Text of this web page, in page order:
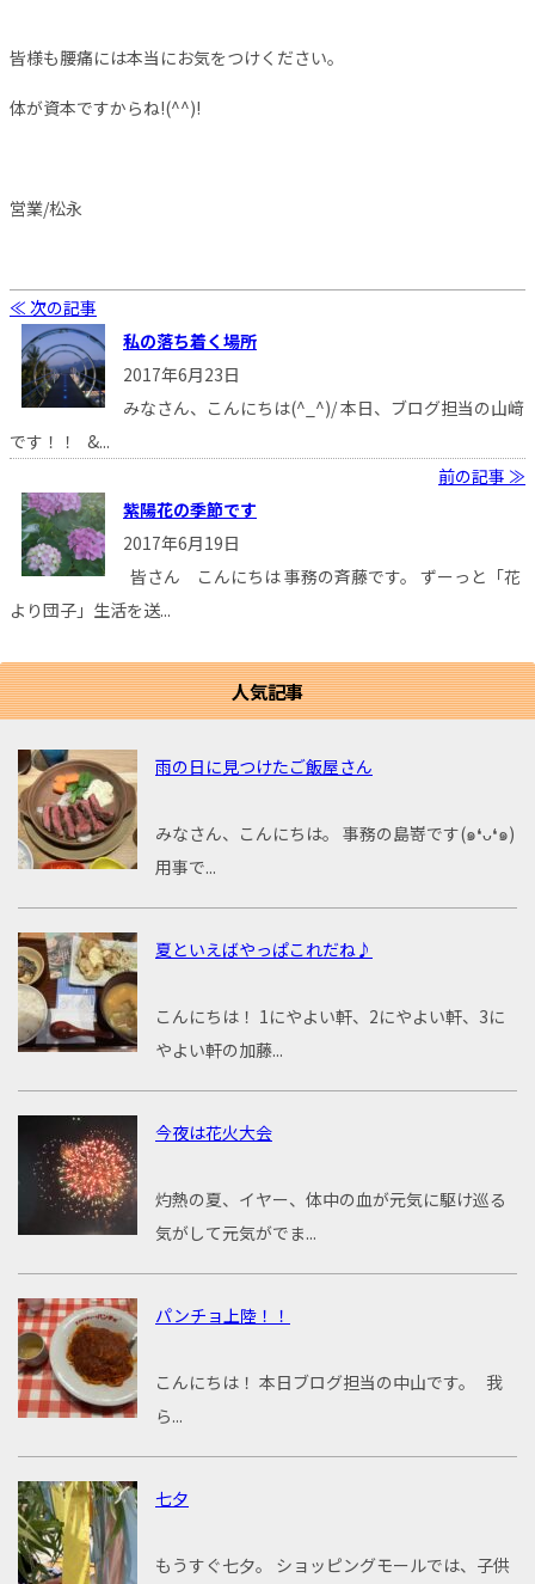
皆様も腰痛には本当にお気をつけください。
体が資本ですからね!(^^)!
営業/松永
≪ 次の記事
私の落ち着く場所
2017年6月23日
みなさん、こんにちは(^_^)/ 本日、ブログ担当の山﨑
です！！ &...
前の記事 ≫
紫陽花の季節です
2017年6月19日
皆さん こんにちは 事務の斉藤です。 ずーっと「花
より団子」生活を送...
人気記事
雨の日に見つけたご飯屋さん
みなさん、こんにちは。 事務の島嵜です(๑❛ᴗ❛๑)
用事で...
夏といえばやっぱこれだね♪
こんにちは！ 1にやよい軒、2にやよい軒、3に
やよい軒の加藤...
今夜は花火大会
灼熱の夏、イヤー、体中の血が元気に駆け巡る
気がして元気がでま...
パンチョ上陸！！
こんにちは！ 本日ブログ担当の中山です。 我
ら...
七夕
もうすぐ七夕。 ショッピングモールでは、子供